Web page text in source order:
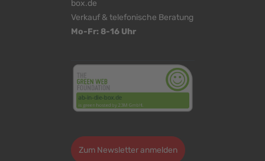
box.de
Verkauf & telefonische Beratung
Mo-Fr: 8-16 Uhr
Zum Newsletter anmelden